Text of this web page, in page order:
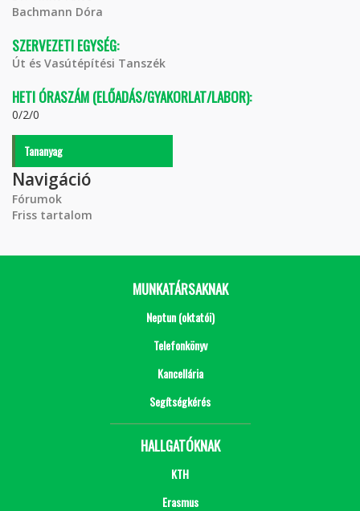
Bachmann Dóra
SZERVEZETI EGYSÉG:
Út és Vasútépítési Tanszék
HETI ÓRASZÁM (ELŐADÁS/GYAKORLAT/LABOR):
0/2/0
Tananyag
Navigáció
Fórumok
Friss tartalom
MUNKATÁRSAKNAK
Neptun (oktatói)
Telefonkönyv
Kancellária
Segítségkérés
HALLGATÓKNAK
KTH
Erasmus